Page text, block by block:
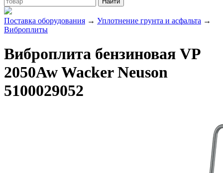
Поставка оборудования → Уплотнение грунта и асфальта →
Виброплиты
Виброплита бензиновая VP
2050Aw Wacker Neuson
5100029052